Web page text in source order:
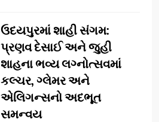
ઉદયપુરમાં શાહી સંગમ:
પ્રણવ દેસાઈ અને જુહી
શાહના ભવ્ય લગ્નોત્સવમાં
કલ્ચર, ગ્લેમર અને
એલિગન્સનો અદભૂત
સમન્વય